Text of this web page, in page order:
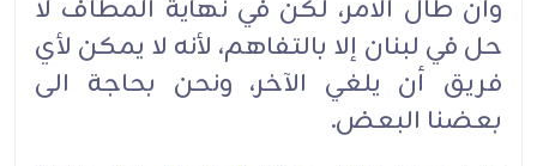
وان طال الامر، لكن في نهاية المطاف لا
حل في لبنان إلا بالتفاهم، لأنه لا يمكن لأي
فريق أن يلغي الآخر، ونحن بحاجة الى
بعضنا البعض.